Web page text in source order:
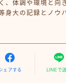
、体調や環境と向
身大の記録とノウ
ェアする LINEで